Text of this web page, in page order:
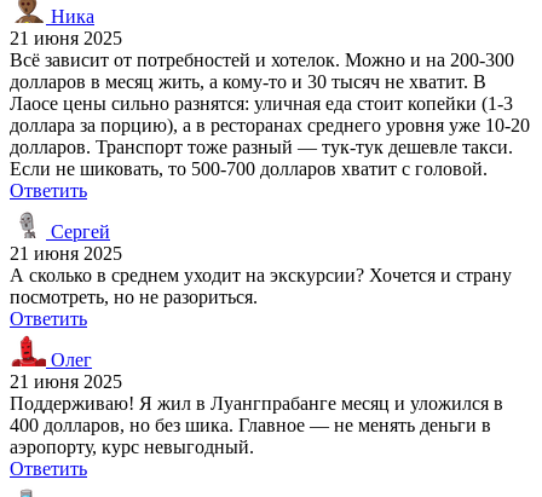
Ника
21 июня 2025
Всё зависит от потребностей и хотелок. Можно и на 200-300
долларов в месяц жить, а кому-то и 30 тысяч не хватит. В
Лаосе цены сильно разнятся: уличная еда стоит копейки (1-3
доллара за порцию), а в ресторанах среднего уровня уже 10-20
долларов. Транспорт тоже разный — тук-тук дешевле такси.
Если не шиковать, то 500-700 долларов хватит с головой.
Ответить
Сергей
21 июня 2025
А сколько в среднем уходит на экскурсии? Хочется и страну
посмотреть, но не разориться.
Ответить
Олег
21 июня 2025
Поддерживаю! Я жил в Луангпрабанге месяц и уложился в
400 долларов, но без шика. Главное — не менять деньги в
аэропорту, курс невыгодный.
Ответить